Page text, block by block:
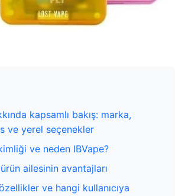
kapsamlı bakış: marka,
ve yerel seçenekler
ve neden IBVape?
ailesinin avantajları
ve hangi kullanıcıya